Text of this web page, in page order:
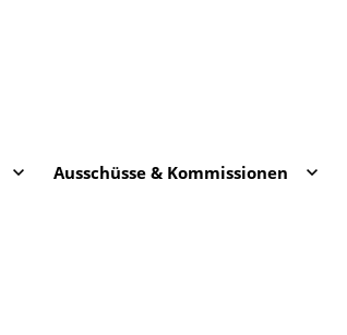
Ausschüsse & Kommissionen